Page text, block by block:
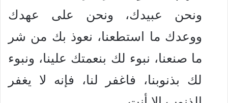
ونحن عبيدك، ونحن على عهدك
ووعدك ما استطعنا، نعوذ بك من شر
ما صنعنا، نبوء لك بنعمتك علينا، ونبوء
لك بذنوبنا، فاغفر لنا، فإنه لا يغفر